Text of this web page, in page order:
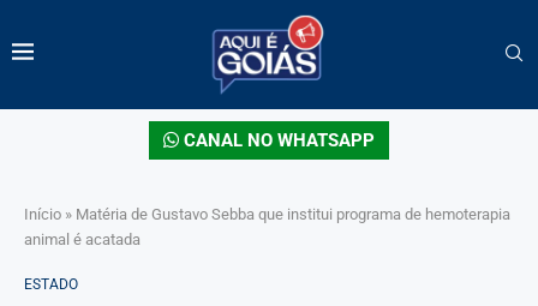
CANAL NO WHATSAPP
Início » Matéria de Gustavo Sebba que institui programa de hemoterapia
animal é acatada
ESTADO